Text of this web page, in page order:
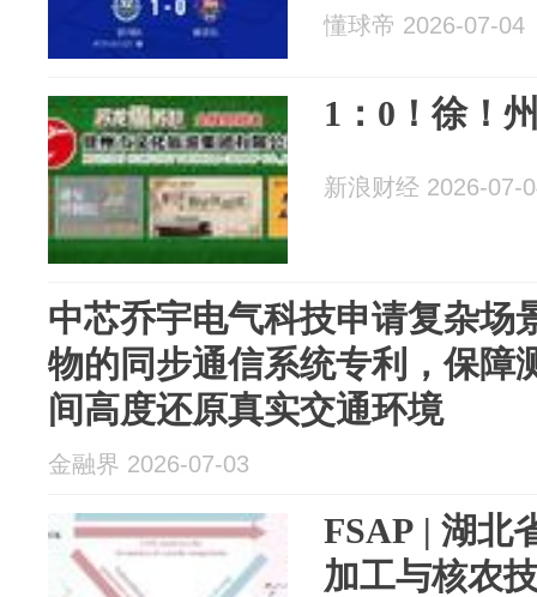
懂球帝 2026-07-04
1：0！徐！
新浪财经 2026-07-
中芯乔宇电气科技申请复杂场
物的同步通信系统专利，保障
间高度还原真实交通环境
金融界 2026-07-03
FSAP | 湖北
加工与核农